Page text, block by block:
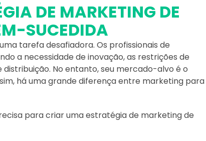
DE MARKETING DE
SUCEDIDA
tarefa desafiadora. Os profissionais de
a necessidade de inovação, as restrições de
No entanto, seu mercado-alvo é o
há uma grande diferença entre marketing para
para criar uma estratégia de marketing de